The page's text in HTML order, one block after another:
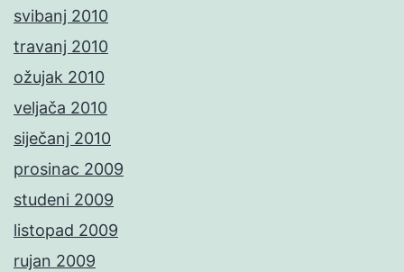
svibanj 2010
travanj 2010
ožujak 2010
veljača 2010
siječanj 2010
prosinac 2009
studeni 2009
listopad 2009
rujan 2009